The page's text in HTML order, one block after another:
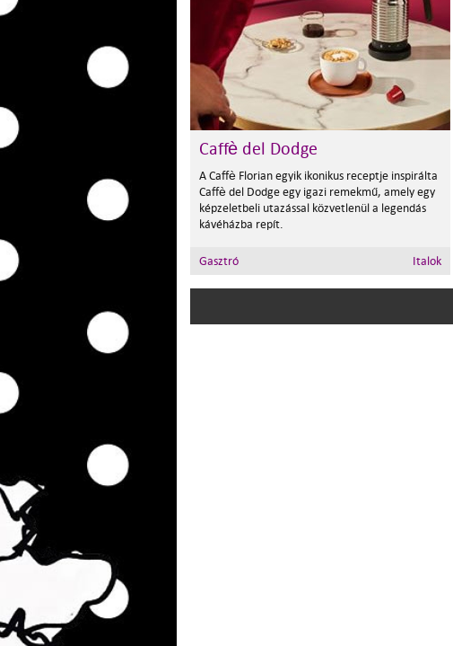
Caffè del Dodge
A Caffè Florian egyik ikonikus receptje inspirálta
Caffè del Dodge egy igazi remekmű, amely egy
képzeletbeli utazással közvetlenül a legendás
kávéházba repít.
Gasztró Italok